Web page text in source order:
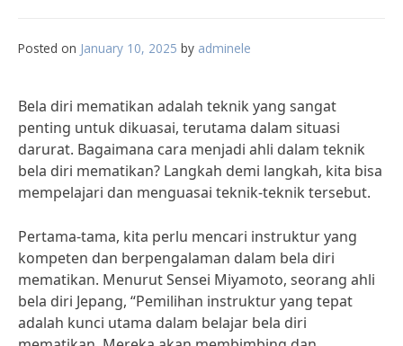
Posted on January 10, 2025 by adminele
Bela diri mematikan adalah teknik yang sangat
penting untuk dikuasai, terutama dalam situasi
darurat. Bagaimana cara menjadi ahli dalam teknik
bela diri mematikan? Langkah demi langkah, kita bisa
mempelajari dan menguasai teknik-teknik tersebut.
Pertama-tama, kita perlu mencari instruktur yang
kompeten dan berpengalaman dalam bela diri
mematikan. Menurut Sensei Miyamoto, seorang ahli
bela diri Jepang, “Pemilihan instruktur yang tepat
adalah kunci utama dalam belajar bela diri